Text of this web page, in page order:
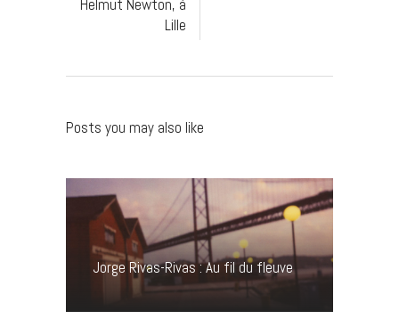
Helmut Newton, à
Lille
Posts you may also like
Jorge Rivas-Rivas : Au fil du fleuve